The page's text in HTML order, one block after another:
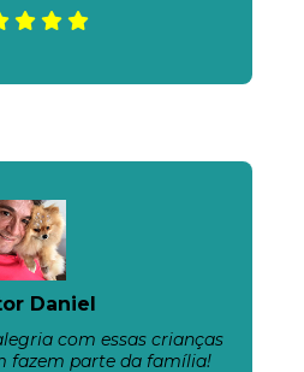
Daniel
com essas crianças
fazem parte da família!